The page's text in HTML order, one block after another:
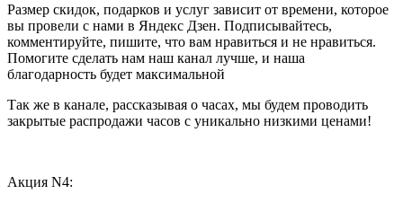
Размер скидок, подарков и услуг зависит от времени, которое
вы провели с нами в Яндекс Дзен. Подписывайтесь,
комментируйте, пишите, что вам нравиться и не нравиться.
Помогите сделать нам наш канал лучше, и наша
благодарность будет максимальной
Так же в канале, рассказывая о часах, мы будем проводить
закрытые распродажи часов с уникально низкими ценами!
Акция N4: